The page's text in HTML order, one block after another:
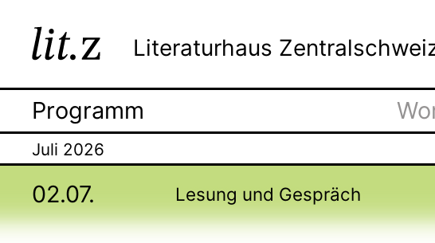
Literaturhaus
Programm
Juli 2026
02.07. Lesung und Gespräch